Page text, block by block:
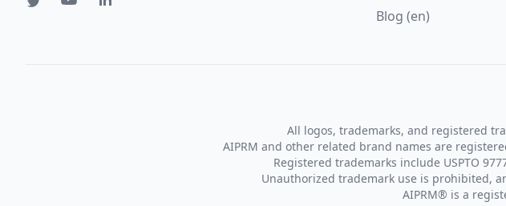
Blog (en)
All logos, trademarks, and registered
AIPRM and other related brand names are
Registered trademarks include USPTO
Unauthorized trademark use is prohibited,
AIPRM® is a